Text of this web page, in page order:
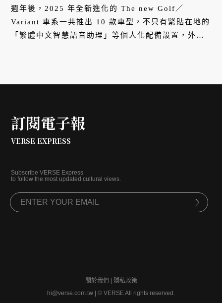
週年後，2025 年全新進化的 The new Golf／
Variant 車系一共推出 10 款車型，不只有緊貼在地的
「繁體中文智慧語音助理」等個人化配備設置，外
訂閱電子報
VERSE EXPRESS
Subscribe VERSE Express
to follow the most updated cultural views.
關於我們
隱私政策
hi@verse.com.tw
© VERSE All rights reserved.